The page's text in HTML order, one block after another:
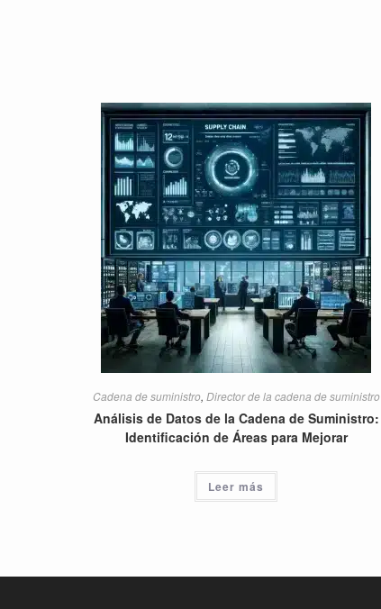
Cadena de suministro, Director de la cadena de suministro
Análisis de Datos de la Cadena de Suministro:
Identificación de Áreas para Mejorar
Leer más